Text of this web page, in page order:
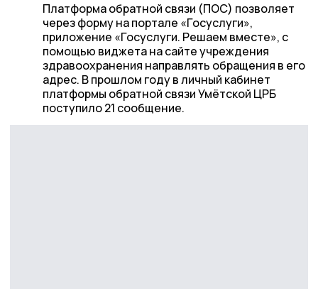
Платформа обратной связи (ПОС) позволяет
через форму на портале «Госуслуги»,
приложение «Госуслуги. Решаем вместе», с
помощью виджета на сайте учреждения
здравоохранения направлять обращения в его
адрес. В прошлом году в личный кабинет
платформы обратной связи Умётской ЦРБ
поступило 21 сообщение.